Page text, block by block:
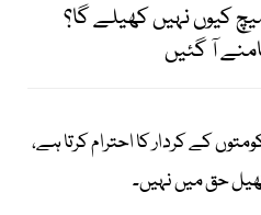
کیوں نہیں کھیلے گا؟
آ گئیں
کے کردار کا احترام کرتا ہے،
حق میں نہیں۔